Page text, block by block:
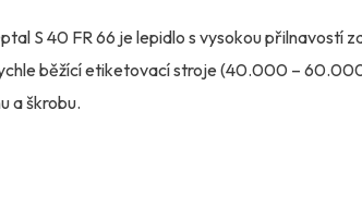
S 40 FR 66 je lepidlo s vysokou přilnavostí
běžící etiketovací stroje (40.000 –
a škrobu.